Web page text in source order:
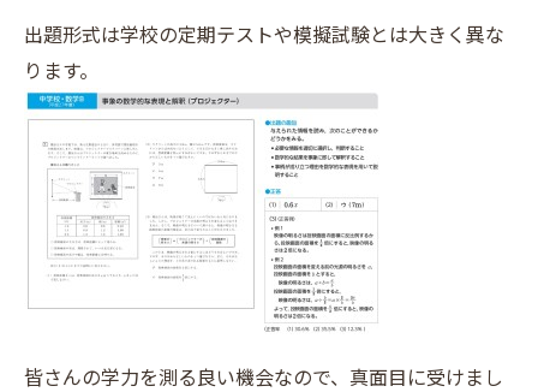
出題形式は学校の定期テストや模擬試験とは大きく異な
ります。
皆さんの学力を測る良い機会なので、真面目に受けまし